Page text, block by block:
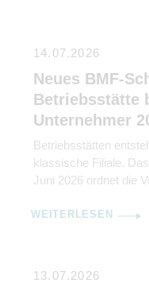
14.07.2026
Neues BMF-
Betriebsstätte
Unternehmer
Betriebsstätten
klassische Filiale.
Juni 2026 ordnet die
WEITERLESEN
13.07.2026